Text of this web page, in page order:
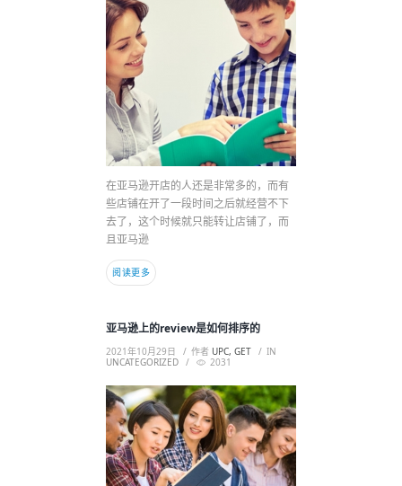
在亚马逊开店的人还是非常多的，而有
些店铺在开了一段时间之后就经营不下
去了，这个时候就只能转让店铺了，而
且亚马逊
阅读更多
亚马逊上的review是如何排序的
2021年10月29日 作者 UPC, GET
IN
UNCATEGORIZED
2031